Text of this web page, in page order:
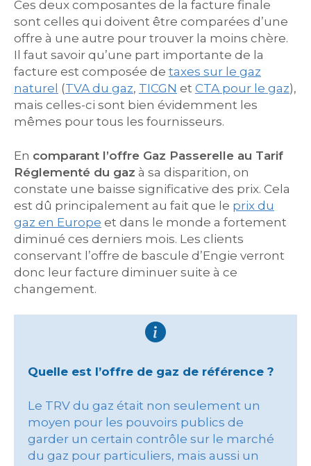
Ces deux composantes de la facture finale
sont celles qui doivent être comparées d’une
offre à une autre pour trouver la moins chère.
Il faut savoir qu’une part importante de la
facture est composée de taxes sur le gaz
naturel (TVA du gaz, TICGN et CTA pour le gaz),
mais celles-ci sont bien évidemment les
mêmes pour tous les fournisseurs.
En comparant l’offre Gaz Passerelle au Tarif
Réglementé du gaz à sa disparition, on
constate une baisse significative des prix. Cela
est dû principalement au fait que le prix du
gaz en Europe et dans le monde a fortement
diminué ces derniers mois. Les clients
conservant l’offre de bascule d’Engie verront
donc leur facture diminuer suite à ce
changement.
Quelle est l’offre de gaz de référence ?
Le TRV du gaz était non seulement un
moyen pour les pouvoirs publics de
garder un certain contrôle sur le marché
du gaz pour particuliers, mais aussi un